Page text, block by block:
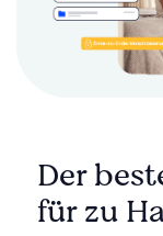
Der
für zu